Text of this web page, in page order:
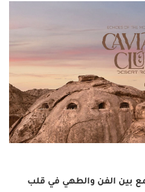
بين الفن والطهي في قلب